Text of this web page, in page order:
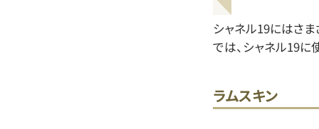
シャネル19にはさ
では、シャネル19
ラムスキン